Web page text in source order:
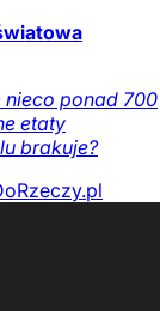
nieco ponad 700
etaty
brakuje?